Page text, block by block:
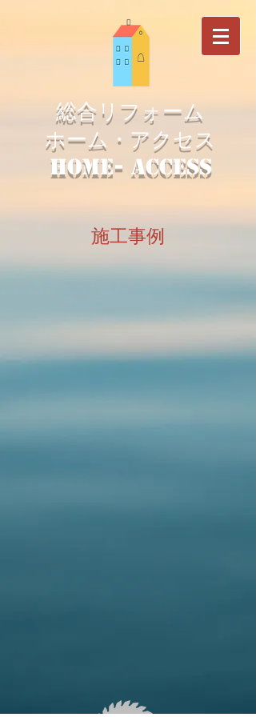
総合リフォーム
ホーム・アクセス
home- access​
施工事例